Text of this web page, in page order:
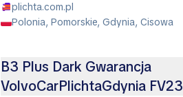
plichta.com.pl
Polonia, Pomorskie, Gdynia, Cisowa
B3 Plus Dark Gwarancja
VolvoCarPlichtaGdynia FV23